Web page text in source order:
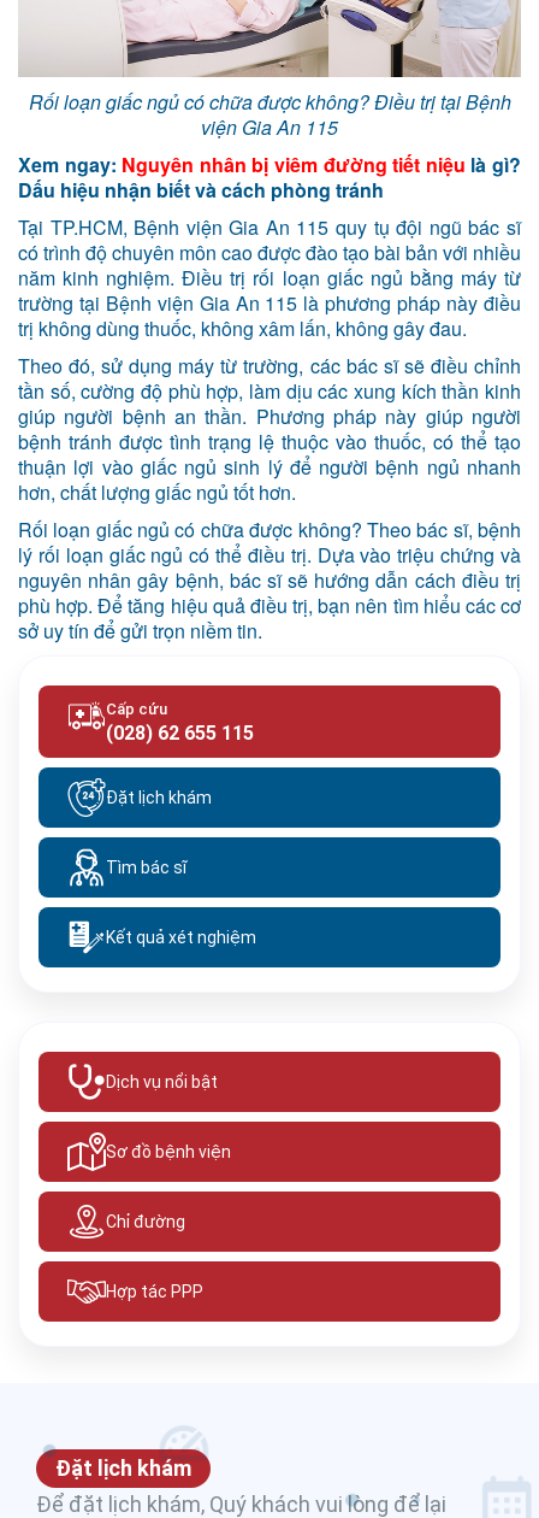
Rối loạn giấc ngủ có chữa được không? Điều trị tại Bệnh
viện Gia An 115
Xem ngay: Nguyên nhân bị viêm đường tiết niệu là gì?
Dấu hiệu nhận biết và cách phòng tránh
Tại TP.HCM, Bệnh viện Gia An 115 quy tụ đội ngũ bác sĩ
có trình độ chuyên môn cao được đào tạo bài bản với nhiều
năm kinh nghiệm. Điều trị rối loạn giấc ngủ bằng máy từ
trường tại Bệnh viện Gia An 115 là phương pháp này điều
trị không dùng thuốc, không xâm lấn, không gây đau.
Theo đó, sử dụng máy từ trường, các bác sĩ sẽ điều chỉnh
tần số, cường độ phù hợp, làm dịu các xung kích thần kinh
giúp người bệnh an thần. Phương pháp này giúp người
bệnh tránh được tình trạng lệ thuộc vào thuốc, có thể tạo
thuận lợi vào giấc ngủ sinh lý để người bệnh ngủ nhanh
hơn, chất lượng giấc ngủ tốt hơn.
Rối loạn giấc ngủ có chữa được không? Theo bác sĩ, bệnh
lý rối loạn giấc ngủ có thể điều trị. Dựa vào triệu chứng và
nguyên nhân gây bệnh, bác sĩ sẽ hướng dẫn cách điều trị
phù hợp. Để tăng hiệu quả điều trị, bạn nên tìm hiểu các cơ
sở uy tín để gửi trọn niềm tin.
Cấp cứu
(028) 62 655 115
Đặt lịch khám
Tìm bác sĩ
Kết quả xét nghiệm
Dịch vụ nổi bật
Sơ đồ bệnh viện
Chỉ đường
Hợp tác PPP
Đặt lịch khám
Để đặt lịch khám, Quý khách vui lòng để lại